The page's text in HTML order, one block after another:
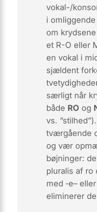
vokal-/
i
om
et R-O eller
en vokal i
sjældent
særligt når
både RO og
vs.
tværgående
og vær
bøjninger:
pluralis af ro
med ‑e– eller
eliminerer